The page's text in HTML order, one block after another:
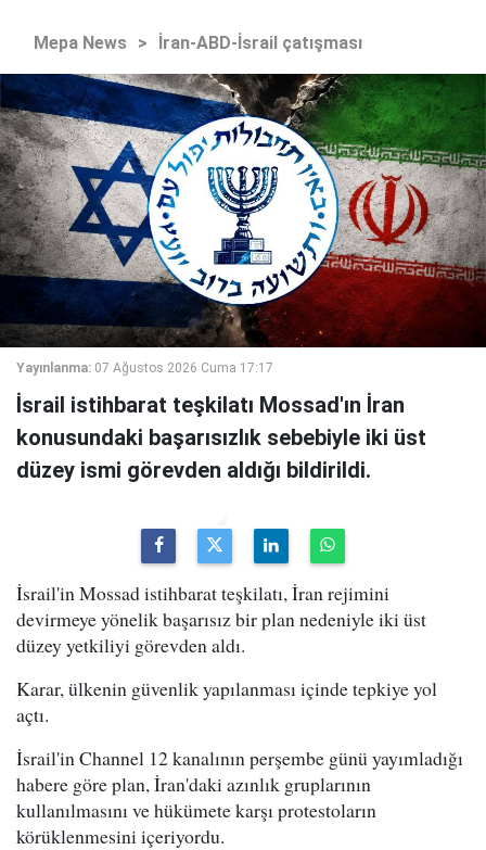
Mepa News > İran-ABD-İsrail çatışması
Yayınlanma: 07 Ağustos 2026 Cuma 17:17
İsrail istihbarat teşkilatı Mossad'ın İran
konusundaki başarısızlık sebebiyle iki üst
düzey ismi görevden aldığı bildirildi.
İsrail'in Mossad istihbarat teşkilatı, İran rejimini
devirmeye yönelik başarısız bir plan nedeniyle iki üst
düzey yetkiliyi görevden aldı.
Karar, ülkenin güvenlik yapılanması içinde tepkiye yol
açtı.
İsrail'in Channel 12 kanalının perşembe günü yayımladığı
habere göre plan, İran'daki azınlık gruplarının
kullanılmasını ve hükümete karşı protestoların
körüklenmesini içeriyordu.